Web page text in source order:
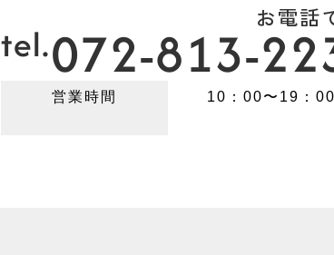
お電話
tel.072-813-
営業時間 10：00〜19：00